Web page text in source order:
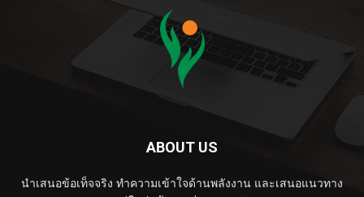
ABOUT US
นำเสนอข้อเท็จจริง ทำความเข้าใจด้านพลังงาน และเสนอแนวทาง